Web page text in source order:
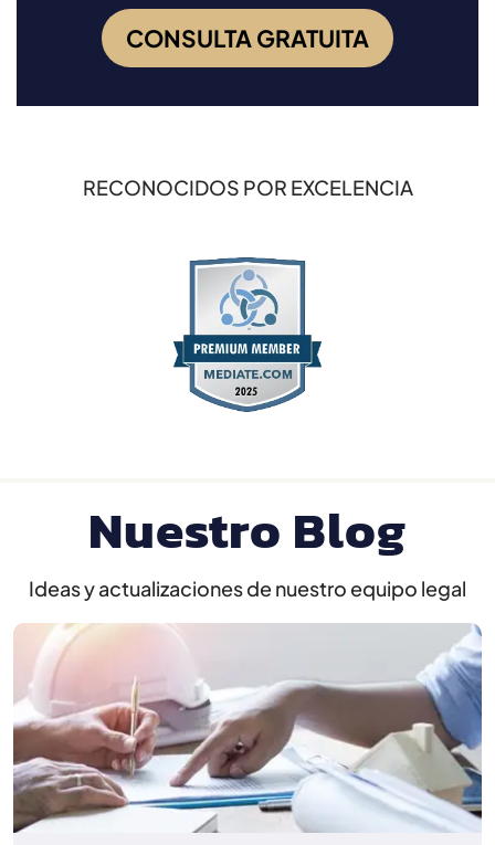
CONSULTA GRATUITA
RECONOCIDOS POR EXCELENCIA
Nuestro Blog
Ideas y actualizaciones de nuestro equipo legal